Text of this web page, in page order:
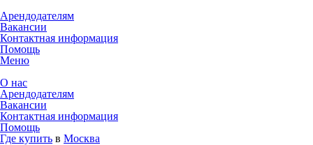
Арендодателям
Вакансии
Контактная информация
Помощь
Меню
О нас
Арендодателям
Вакансии
Контактная информация
Помощь
Где купить в Москва